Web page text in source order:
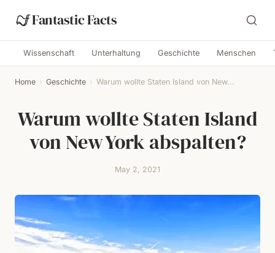
Fantastic Facts
Wissenschaft Unterhaltung Geschichte Menschen
Home › Geschichte › Warum wollte Staten Island von New...
Warum wollte Staten Island
von New York abspalten?
May 2, 2021